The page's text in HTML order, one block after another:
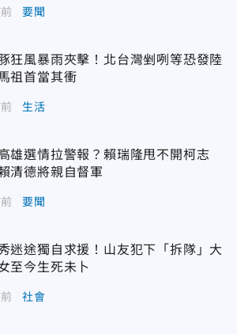
要聞
狂風暴雨夾擊！北台灣剉咧等恐發陸
祖首當其衝
生活
雄選情拉警報？賴瑞隆甩不開柯志
清德將親自督軍
要聞
迷途獨自求援！山友犯下「拆隊」大
至今生死未卜
社會